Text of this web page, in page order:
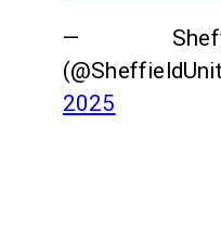
—
2025